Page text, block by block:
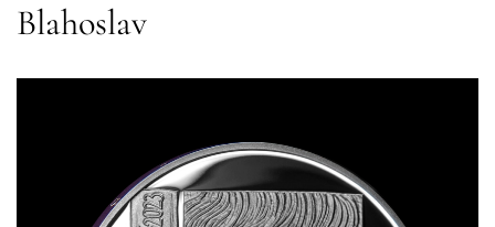
Blahoslav